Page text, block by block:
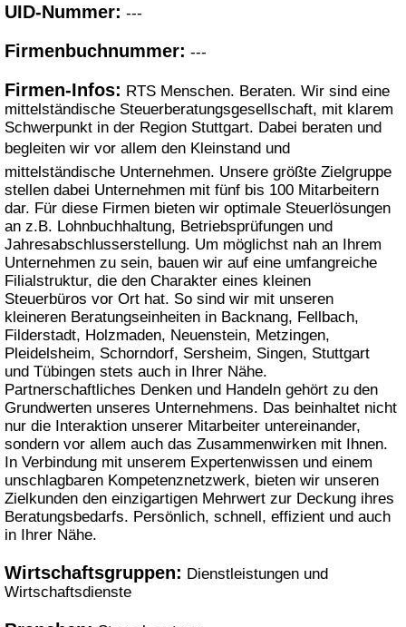
UID-Nummer: ---
Firmenbuchnummer: ---
Firmen-Infos: RTS Menschen. Beraten. Wir sind eine
mittelständische Steuerberatungsgesellschaft, mit klarem
Schwerpunkt in der Region Stuttgart. Dabei beraten und
begleiten wir vor allem den Kleinstand und
mittelständische Unternehmen. Unsere größte Zielgruppe
stellen dabei Unternehmen mit fünf bis 100 Mitarbeitern
dar. Für diese Firmen bieten wir optimale Steuerlösungen
an z.B. Lohnbuchhaltung, Betriebsprüfungen und
Jahresabschlusserstellung. Um möglichst nah an Ihrem
Unternehmen zu sein, bauen wir auf eine umfangreiche
Filialstruktur, die den Charakter eines kleinen
Steuerbüros vor Ort hat. So sind wir mit unseren
kleineren Beratungseinheiten in Backnang, Fellbach,
Filderstadt, Holzmaden, Neuenstein, Metzingen,
Pleidelsheim, Schorndorf, Sersheim, Singen, Stuttgart
und Tübingen stets auch in Ihrer Nähe.
Partnerschaftliches Denken und Handeln gehört zu den
Grundwerten unseres Unternehmens. Das beinhaltet nicht
nur die Interaktion unserer Mitarbeiter untereinander,
sondern vor allem auch das Zusammenwirken mit Ihnen.
In Verbindung mit unserem Expertenwissen und einem
unschlagbaren Kompetenznetzwerk, bieten wir unseren
Zielkunden den einzigartigen Mehrwert zur Deckung ihres
Beratungsbedarfs. Persönlich, schnell, effizient und auch
in Ihrer Nähe.
Wirtschaftsgruppen: Dienstleistungen und
Wirtschaftsdienste